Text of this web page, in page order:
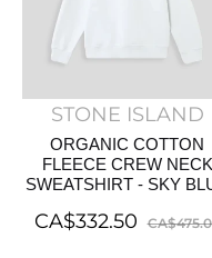
STONE ISLAND
ORGANIC COTTON
FLEECE CREW NECK
SWEATSHIRT - SKY
Regular
CA$332.50